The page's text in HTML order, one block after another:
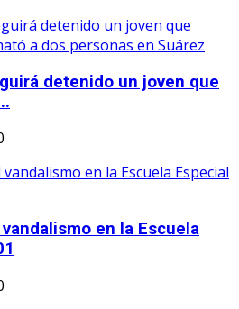
detenido un joven que
en la Escuela